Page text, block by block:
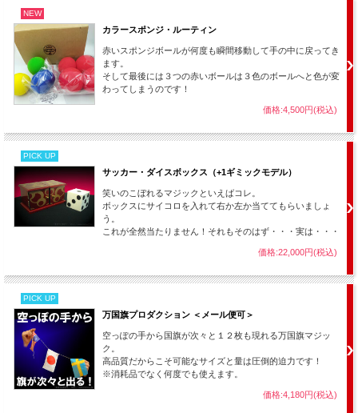
る！
※「用具本体（２本ワンセット）」と「解説動画（DVD＆オンライン）」はそれぞ
れ単品も選べます。基本は「用具と解説動画のセット」ですが、用具だけや解説動
画だけ欲しい場合にオプション選択をご利用下さい。（紙の説明書はありませんの
で使い方をご存じない方は通常のセットを購入下さい。）
NEW
カラースポンジ・ルーティン
赤いスポンジボールが何度も瞬間移動して手の中に戻ってき
ます。
そして最後には３つの赤いボールは３色のボールへと色が変
わってしまうのです！
価格:4,500円(税込)
PICK UP
サッカー・ダイスボックス（+1ギミックモデル）
笑いのこぼれるマジックといえばコレ。
ボックスにサイコロを入れて右か左か当ててもらいましょ
う。
これが全然当たりません！それもそのはず・・・実は・・・
価格:22,000円(税込)
PICK UP
万国旗プロダクション ＜メール便可＞
空っぽの手から国旗が次々と１２枚も現れる万国旗マジッ
ク。
高品質だからこそ可能なサイズと量は圧倒的迫力です！
※消耗品でなく何度でも使えます。
価格:4,180円(税込)